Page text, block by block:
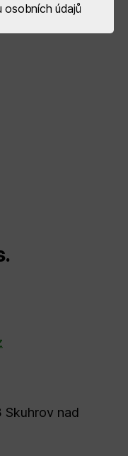
Skuhrov nad
osobních údajů